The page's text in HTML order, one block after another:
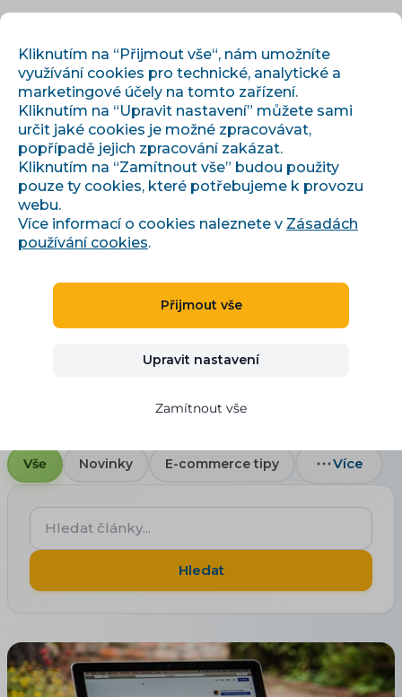
Blog
Vše, co potřebujete pro růst e-
shopu
Praktické know-how od týmu, který denně spravuje
data, kampaně a marketplaces pro stovky českých
e-shopů.
Vše Novinky E-commerce tipy Více
Hledat
články...
Hledat
Kliknutím na “Přijmout vše“, nám umožníte
využívání cookies pro technické, analytické a
marketingové účely na tomto zařízení.
Kliknutím na “Upravit nastavení” můžete sami
určit jaké cookies je možné zpracovávat,
popřípadě jejich zpracování zakázat.
Kliknutím na “Zamítnout vše” budou použity
pouze ty cookies, které potřebujeme k provozu
webu.
Více informací o cookies naleznete v Zásadách
používání cookies.
Přijmout vše
Upravit nastavení
Zamítnout vše